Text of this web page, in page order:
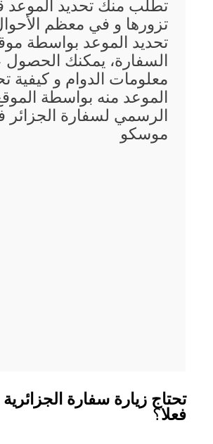
تطلب منك تحديد الموعد
تزورها و في معظم
تحديد الموعد بواسطة
السفارة، يمكنك
معلومات الدوام و كيفية
الموعد منه بواسطة
الرسمي لسفارة الجزائر
موسكو
تحتاج زيارة سفارة
فعلا؟